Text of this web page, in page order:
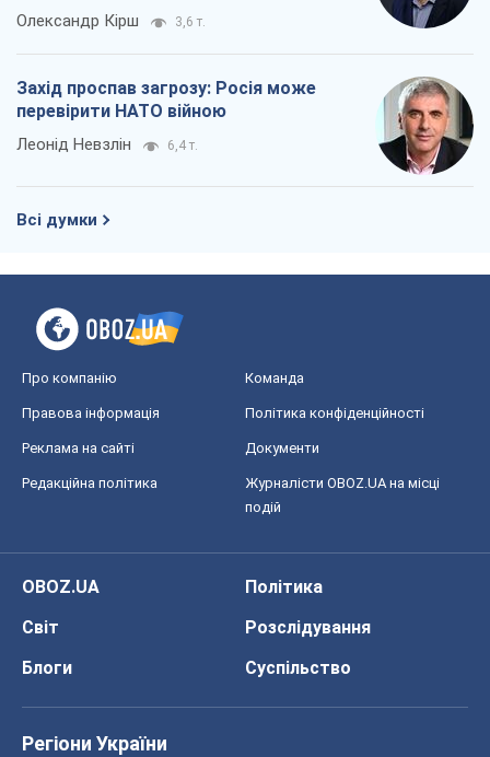
Олександр Кірш 3,6 т.
Захід проспав загрозу: Росія може
перевірити НАТО війною
Леонід Невзлін 6,4 т.
Всі думки
Про компанію Команда
Правова інформація Політика конфіденційності
Реклама на сайті Документи
Редакційна політика
Журналісти OBOZ.UA на місці
подій
OBOZ.UA
Політика
Світ
Розслідування
Блоги
Суспільство
Регіони України